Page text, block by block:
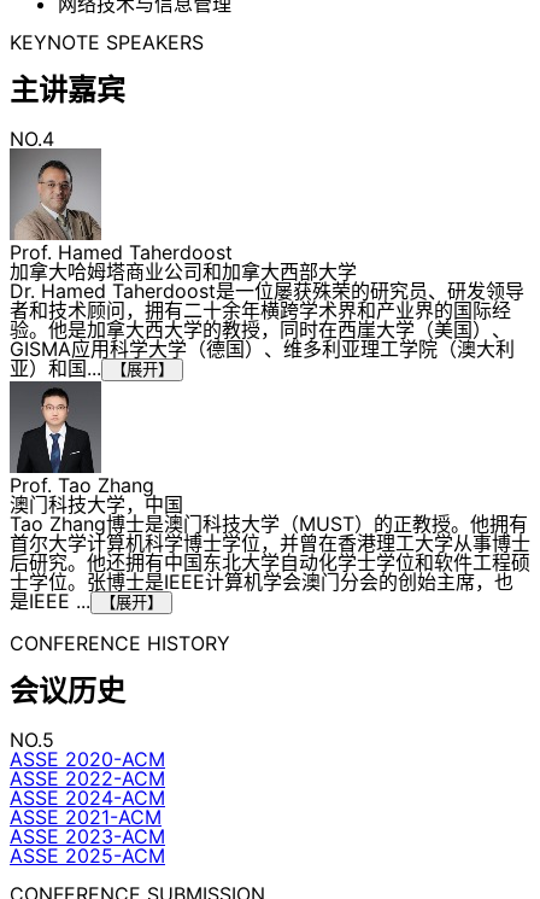
KEYNOTE SPEAKERS
主讲嘉宾
NO.4
Prof. Hamed Taherdoost
加拿大哈姆塔商业公司和加拿大西部大学
Dr. Hamed Taherdoost是一位屡获殊荣的研究员、研发领导
者和技术顾问，拥有二十余年横跨学术界和产业界的国际经
验。他是加拿大西大学的教授，同时在西崖大学（美国）、
GISMA应用科学大学（德国）、维多利亚理工学院（澳大利
亚）和国...
【展开】
Prof. Tao Zhang
澳门科技大学，中国
Tao Zhang博士是澳门科技大学（MUST）的正教授。他拥有
首尔大学计算机科学博士学位，并曾在香港理工大学从事博士
后研究。他还拥有中国东北大学自动化学士学位和软件工程硕
士学位。张博士是IEEE计算机学会澳门分会的创始主席，也
是IEEE ...
【展开】
CONFERENCE HISTORY
会议历史
NO.5
ASSE 2020-ACM
ASSE 2022-ACM
ASSE 2024-ACM
ASSE 2021-ACM
ASSE 2023-ACM
ASSE 2025-ACM